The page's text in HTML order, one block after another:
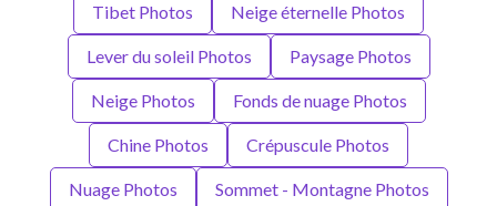
Tibet Photos Neige éternelle Photos
Lever du soleil Photos Paysage Photos
Neige Photos Fonds de nuage Photos
Chine Photos Crépuscule Photos
Nuage Photos Sommet - Montagne Photos